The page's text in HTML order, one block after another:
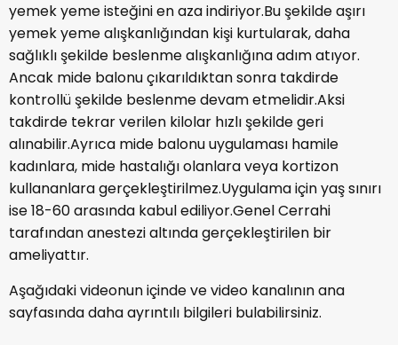
yemek yeme isteğini en aza indiriyor.Bu şekilde aşırı
yemek yeme alışkanlığından kişi kurtularak, daha
sağlıklı şekilde beslenme alışkanlığına adım atıyor.
Ancak mide balonu çıkarıldıktan sonra takdirde
kontrollü şekilde beslenme devam etmelidir.Aksi
takdirde tekrar verilen kilolar hızlı şekilde geri
alınabilir.Ayrıca mide balonu uygulaması hamile
kadınlara, mide hastalığı olanlara veya kortizon
kullananlara gerçekleştirilmez.Uygulama için yaş sınırı
ise 18-60 arasında kabul ediliyor.Genel Cerrahi
tarafından anestezi altında gerçekleştirilen bir
ameliyattır.
Aşağıdaki videonun içinde ve video kanalının ana
sayfasında daha ayrıntılı bilgileri bulabilirsiniz.